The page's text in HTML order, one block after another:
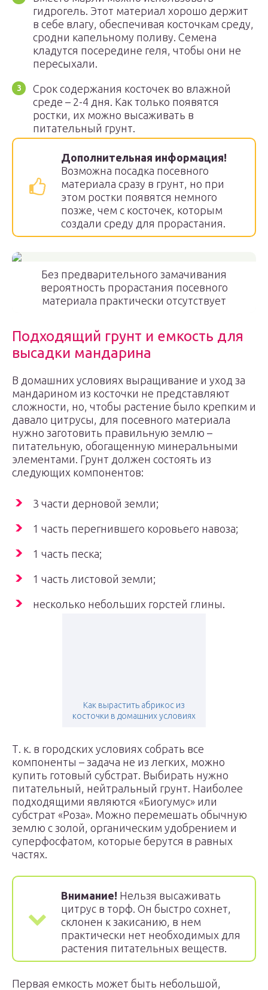
гидрогель. Этот материал хорошо держит
в себе влагу, обеспечивая косточкам среду,
сродни капельному поливу. Семена
кладутся посередине геля, чтобы они не
пересыхали.
Срок содержания косточек во влажной
среде – 2-4 дня. Как только появятся
ростки, их можно высаживать в
питательный грунт.
Дополнительная информация!
Возможна посадка посевного
материала сразу в грунт, но при
этом ростки появятся немного
позже, чем с косточек, которым
создали среду для прорастания.
Без предварительного замачивания
вероятность прорастания посевного
материала практически отсутствует
Подходящий грунт и емкость для
высадки мандарина
В домашних условиях выращивание и уход за
мандарином из косточки не представляют
сложности, но, чтобы растение было крепким и
давало цитрусы, для посевного материала
нужно заготовить правильную землю –
питательную, обогащенную минеральными
элементами. Грунт должен состоять из
следующих компонентов:
3 части дерновой земли;
1 часть перегнившего коровьего навоза;
1 часть песка;
1 часть листовой земли;
несколько небольших горстей глины.
Как вырастить абрикос из
косточки в домашних условиях
Т. к. в городских условиях собрать все
компоненты – задача не из легких, можно
купить готовый субстрат. Выбирать нужно
питательный, нейтральный грунт. Наиболее
подходящими являются «Биогумус» или
субстрат «Роза». Можно перемешать обычную
землю с золой, органическим удобрением и
суперфосфатом, которые берутся в равных
частях.
Внимание! Нельзя высаживать
цитрус в торф. Он быстро сохнет,
склонен к закисанию, в нем
практически нет необходимых для
растения питательных веществ.
Первая емкость может быть небольшой,